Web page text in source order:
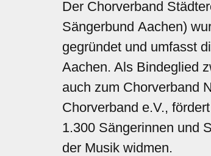
Der Chorverband
Sängerbund Aachen)
gegründet und umfasst
Aachen. Als Bindeglied
auch zum Chorverband
Chorverband e.V.,
1.300 Sängerinnen und
der Musik widmen.